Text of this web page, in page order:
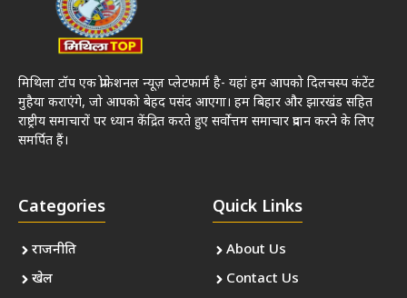
मिथिला टॉप एक प्रोफेशनल न्यूज़ प्लेटफार्म है- यहां हम आपको दिलचस्प कंटेंट
मुहैया कराएंगे, जो आपको बेहद पसंद आएगा। हम बिहार और झारखंड सहित
राष्ट्रीय समाचारों पर ध्यान केंद्रित करते हुए सर्वोत्तम समाचार प्रदान करने के लिए
समर्पित हैं।
Categories
राजनीति
खेल
Quick Links
About Us
Contact Us